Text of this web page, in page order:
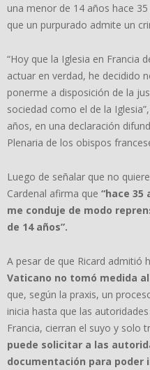
una menor de 14 años hace
que un purpurado admite un
“Hoy que la Iglesia en Francia
actuar en verdad, he decidido
ponerme a disposición de la
sociedad como el de la
años, en una declaración
Plenaria de los obispos
Luego de señalar que no
Cardenal afirma que “hace 35
me conduje de modo
de 14 años”.
A pesar de que Ricard admitió
Vaticano no tomó medida
que, según la praxis, un
inicia hasta que las
Francia, cierran el suyo y solo
puede solicitar a las
documentación para poder